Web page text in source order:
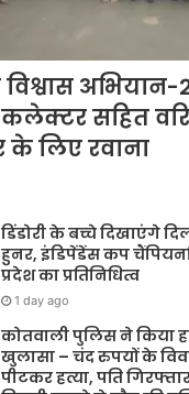
अभियान-
सहित
लिए रवाना
डिंडोरी के बच्चे दिखाएंगे
हुनर, इंडिपेंडेंस कप
प्रदेश का प्रतिनिधित्व
1 day ago
कोतवाली पुलिस ने किया
खुलासा – चंद रुपयों के
पीटकर हत्या, पति